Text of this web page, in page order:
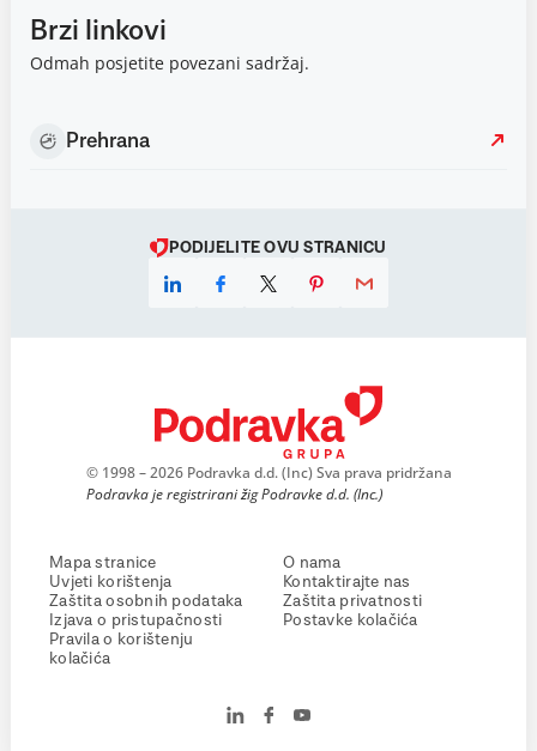
Brzi linkovi
Odmah posjetite povezani sadržaj.
Prehrana
PODIJELITE OVU STRANICU
© 1998 – 2026 Podravka d.d. (Inc) Sva prava pridržana
Podravka je registrirani žig Podravke d.d. (Inc.)
Mapa stranice
Uvjeti korištenja
Zaštita osobnih podataka
Izjava o pristupačnosti
Pravila o korištenju
kolačića
O nama
Kontaktirajte nas
Zaštita privatnosti
Postavke kolačića